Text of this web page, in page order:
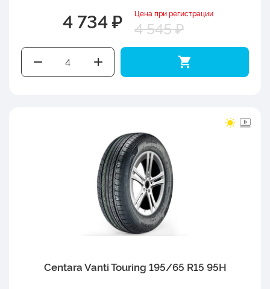
4 734 ₽ Цена при регистрации
4 545 ₽
Centara Vanti Touring 195/65 R15 95H